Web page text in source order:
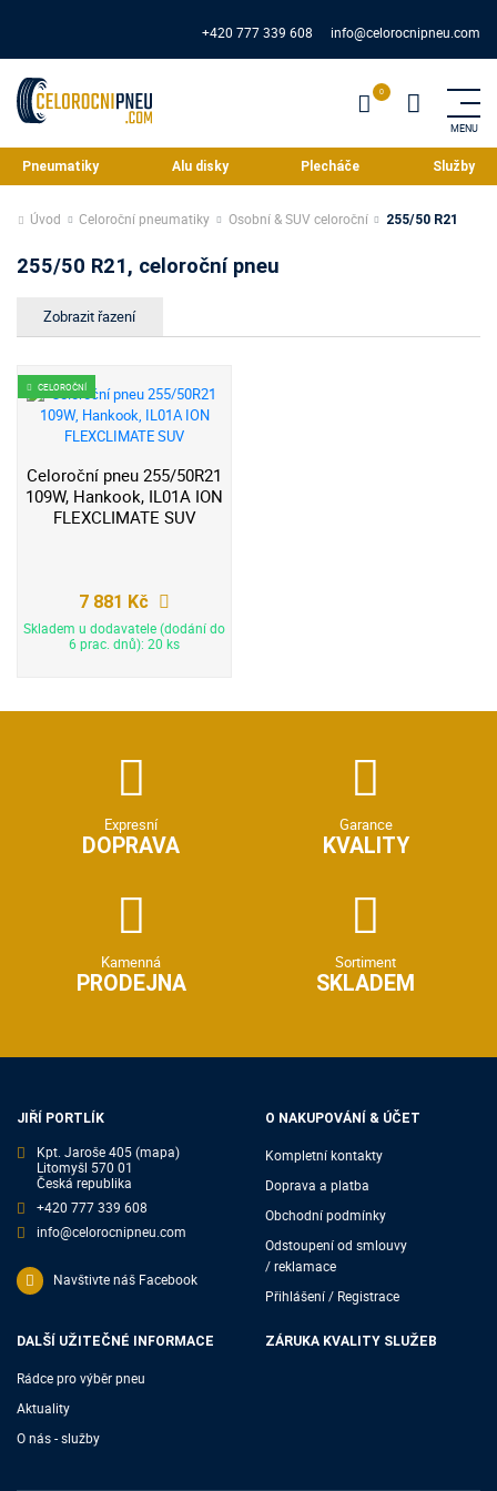
+420 777 339 608 info@celorocnipneu.com
Pneumatiky Alu disky Plecháče Služby
Úvod Celoroční pneumatiky Osobní & SUV celoroční 255/50 R21
255/50 R21, celoroční pneu
CELOROČNÍ
Celoroční pneu 255/50R21
109W, Hankook, IL01A ION
FLEXCLIMATE SUV
7 881 Kč
Skladem u dodavatele (dodání do
6 prac. dnů): 20 ks
Expresní
DOPRAVA
Garance
KVALITY
Kamenná
PRODEJNA
Sortiment
SKLADEM
JIŘÍ PORTLÍK
Kpt. Jaroše 405(mapa)
Litomyšl 570 01
Česká republika
+420 777 339 608
info@celorocnipneu.com
Navštivte náš Facebook
O NAKUPOVÁNÍ & ÚČET
Kompletní kontakty
Doprava a platba
Obchodní podmínky
Odstoupení od smlouvy
/ reklamace
Přihlášení / Registrace
DALŠÍ UŽITEČNÉ INFORMACE
Rádce pro výběr pneu
Aktuality
O nás - služby
ZÁRUKA KVALITY SLUŽEB